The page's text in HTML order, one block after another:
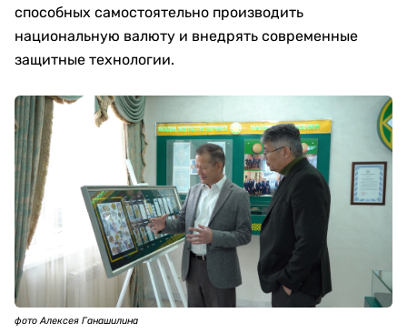
способных самостоятельно производить
национальную валюту и внедрять современные
защитные технологии.
фото Алексея Ганашилина